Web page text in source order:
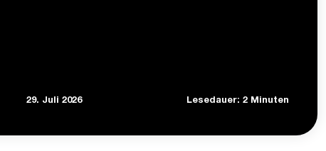
29. Juli 2026 Lesedauer: 2 Minuten